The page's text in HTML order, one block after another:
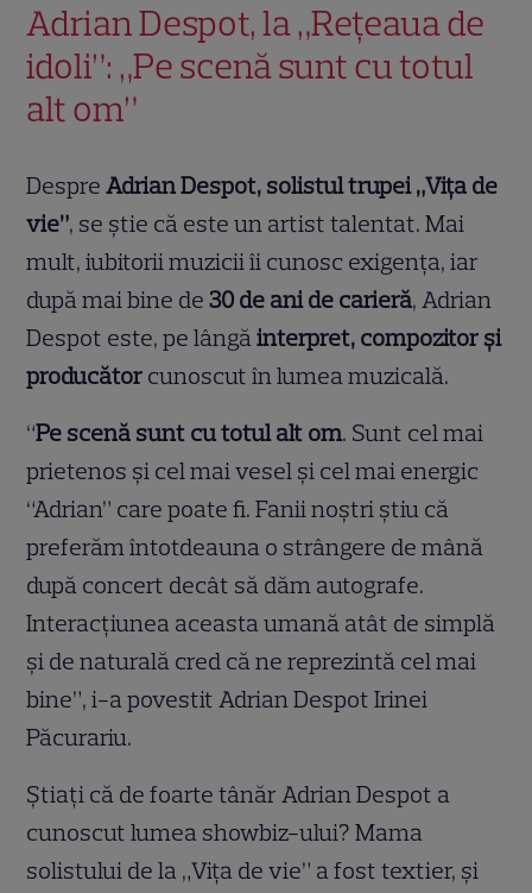
Adrian Despot, la „Rețeaua de
idoli”: „Pe scenă sunt cu totul
alt om”
DespreAdrian Despot, solistul trupei „Vița de
vie”, se știe că este un artist talentat. Mai
mult, iubitorii muzicii îi cunosc exigența, iar
după mai bine de 30 de ani de carieră, Adrian
Despot este, pe lângăinterpret, compozitor și
producător cunoscut în lumea muzicală.
“Pe scenă sunt cu totul alt om. Sunt cel mai
prietenos și cel mai vesel și cel mai energic
“Adrian” care poate fi. Fanii noștri știu că
preferăm întotdeauna o strângere de mână
după concert decât să dăm autografe.
Interacțiunea aceasta umană atât de simplă
și de naturală cred că ne reprezintă cel mai
bine”, i-a povestit Adrian Despot Irinei
Păcurariu.
Știați că de foarte tânăr Adrian Despot a
cunoscut lumea showbiz-ului? Mama
solistului de la „Vița de vie” a fost textier, și